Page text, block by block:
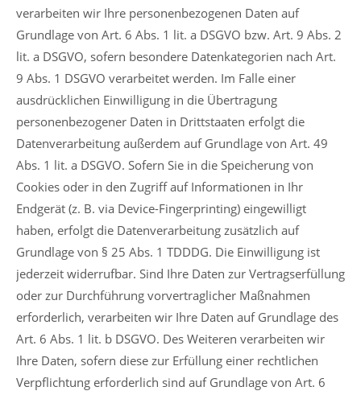
verarbeiten wir Ihre personenbezogenen Daten auf
Grundlage von Art. 6 Abs. 1 lit. a DSGVO bzw. Art. 9 Abs. 2
lit. a DSGVO, sofern besondere Datenkategorien nach Art.
9 Abs. 1 DSGVO verarbeitet werden. Im Falle einer
ausdrücklichen Einwilligung in die Übertragung
personenbezogener Daten in Drittstaaten erfolgt die
Datenverarbeitung außerdem auf Grundlage von Art. 49
Abs. 1 lit. a DSGVO. Sofern Sie in die Speicherung von
Cookies oder in den Zugriff auf Informationen in Ihr
Endgerät (z. B. via Device-Fingerprinting) eingewilligt
haben, erfolgt die Datenverarbeitung zusätzlich auf
Grundlage von § 25 Abs. 1 TDDDG. Die Einwilligung ist
jederzeit widerrufbar. Sind Ihre Daten zur Vertragserfüllung
oder zur Durchführung vorvertraglicher Maßnahmen
erforderlich, verarbeiten wir Ihre Daten auf Grundlage des
Art. 6 Abs. 1 lit. b DSGVO. Des Weiteren verarbeiten wir
Ihre Daten, sofern diese zur Erfüllung einer rechtlichen
Verpflichtung erforderlich sind auf Grundlage von Art. 6